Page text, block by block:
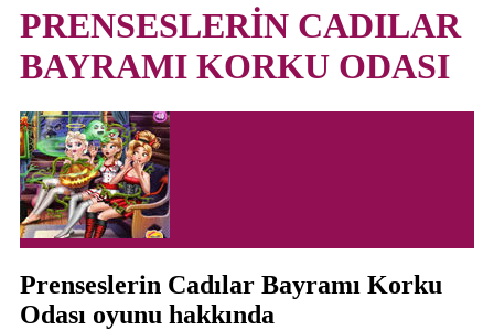
PRENSESLERİN CADILAR
BAYRAMI KORKU ODASI
Prenseslerin Cadılar Bayramı Korku
Odası oyunu hakkında